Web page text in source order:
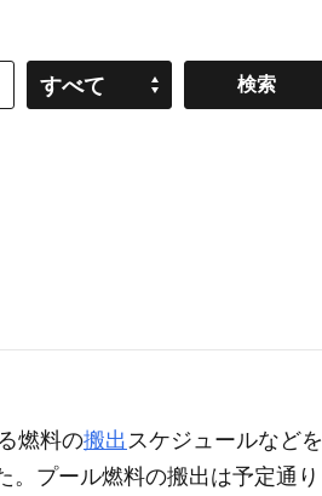
すべて
燃料の搬出スケジュールなどを
。プール燃料の搬出は予定通り